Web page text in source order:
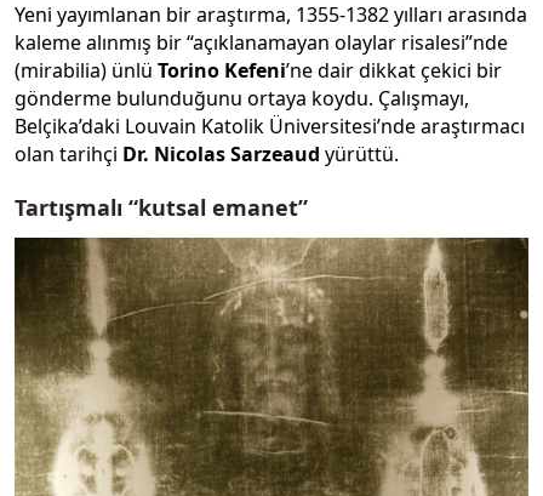
Yeni yayımlanan bir araştırma, 1355-1382 yılları arasında
kaleme alınmış bir “açıklanamayan olaylar risalesi”nde
(mirabilia) ünlü Torino Kefeni’ne dair dikkat çekici bir
gönderme bulunduğunu ortaya koydu. Çalışmayı,
Belçika’daki Louvain Katolik Üniversitesi’nde araştırmacı
olan tarihçi Dr. Nicolas Sarzeaud yürüttü.
Tartışmalı “kutsal emanet”